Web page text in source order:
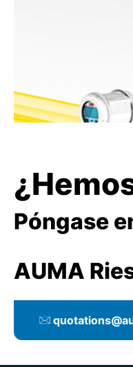
Póngase
AUMA